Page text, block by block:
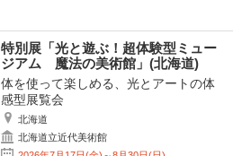
特別展「光と遊ぶ！超体験型ミュー
ジアム 魔法の美術館」(北海道)
体を使って楽しめる、光とアートの体
感型展覧会
北海道
北海道立近代美術館